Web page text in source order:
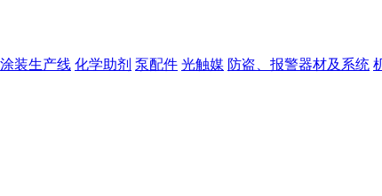
涂装生产线 化学助剂 泵配件 光触媒 防盗、报警器材及系统